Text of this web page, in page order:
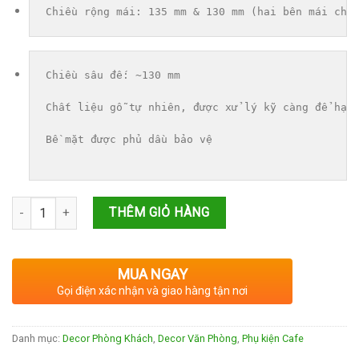
Chiều rộng mái: 135 mm & 130 mm (hai bên mái
Chiều sâu đế: ~130 mm
Chất liệu gỗ tự nhiên, được xử lý kỹ càng để hạn
Bề mặt được phủ dầu bảo vệ
Số lượng THÊM GIỎ HÀNG
MUA NGAY
Gọi điện xác nhận và giao hàng tận nơi
Danh mục: Decor Phòng Khách, Decor Văn Phòng, Phụ kiện Cafe